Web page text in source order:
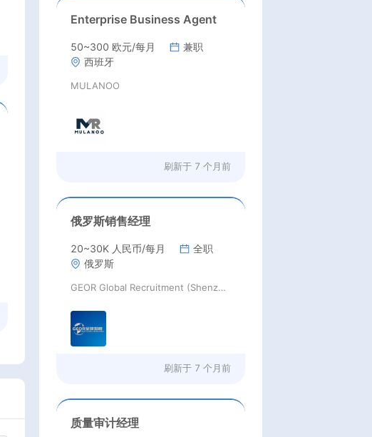
Enterprise Business Agent
50~300 欧元/每月
兼职
西班牙
MULANOO
刷新于 7 个月前
俄罗斯销售经理
20~30K 人民币/每月
全职
俄罗斯
GEOR Global Recruitment (Shenzhen) Ltd.
刷新于 7 个月前
质量审计经理